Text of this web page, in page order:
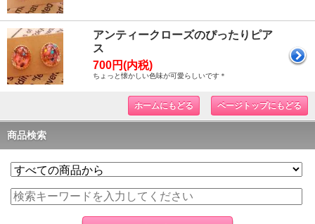
アンティークローズのぴったりピア
ス
700円(内税)
ちょっと懐かしい色味が可愛らしいです＊
ホームにもどる ページトップにもどる
商品検索